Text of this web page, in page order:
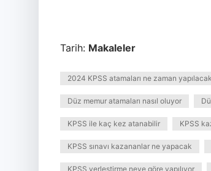
Tarih: Makaleler
2024 KPSS atamaları ne zaman yapılacak
Düz memur atamaları nasıl oluyor
KPSS ile kaç kez atanabilir KPSS
KPSS sınavı kazananlar ne yapacak
KPSS yerleştirme neye göre yapılıyor